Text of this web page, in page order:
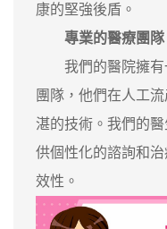
康的堅強後盾。
專業的醫療團隊
我們的醫院擁有
團隊，他們在人工
湛的技術。我們的
供個性化的諮詢和
效性。